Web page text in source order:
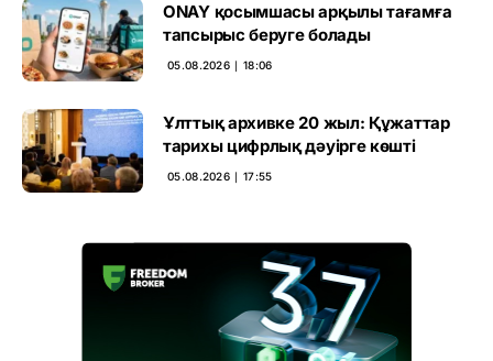
ONAY қосымшасы арқылы тағамға
тапсырыс беруге болады
05.08.2026 ∣ 18:06
Ұлттық архивке 20 жыл: Құжаттар
тарихы цифрлық дәуірге көшті
05.08.2026 ∣ 17:55